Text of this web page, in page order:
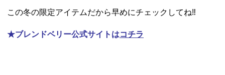
この冬の限定アイテムだから早めにチェックしてね‼︎
★ブレンドベリー公式サイトはコチラ